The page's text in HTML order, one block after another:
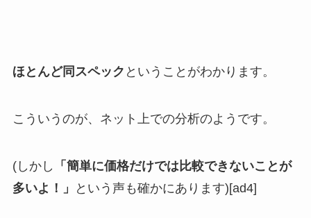
ほとんど同スペック ということがわかります。
こういうのが、ネット上での分析のようです。
(しかし
「簡単に価格だけでは比較できないことが
多いよ！」
という声も確かにあります)[ad4]